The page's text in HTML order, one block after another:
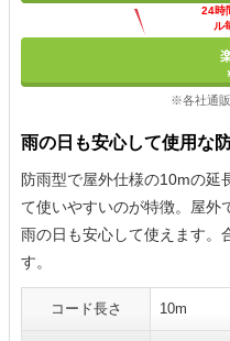
24時
ル
※各社通
雨の日も安心して使用な
防雨型で屋外仕様の10mの延
て使いやすいのが特徴。屋外
雨の日も安心して使えます。
す。
コード長さ 10m